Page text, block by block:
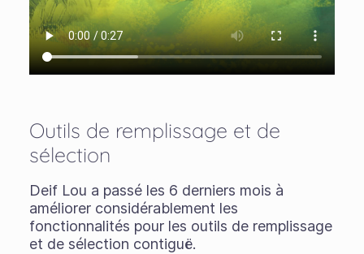
Outils de remplissage et de
sélection
Deif Lou a passé les 6 derniers mois à
améliorer considérablement les
fonctionnalités pour les outils de remplissage
et de sélection contiguë.